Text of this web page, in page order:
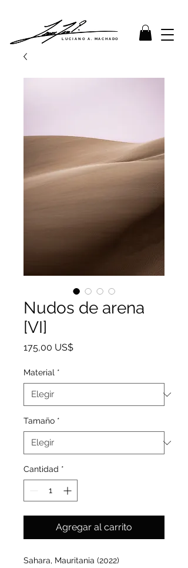
LUCIANO A. MACHADO
Nudos de arena
[VI]
175,00 US$Precio
Material *
Tamaño *
Cantidad *
Agregar al carrito
Sahara, Mauritania (2022)